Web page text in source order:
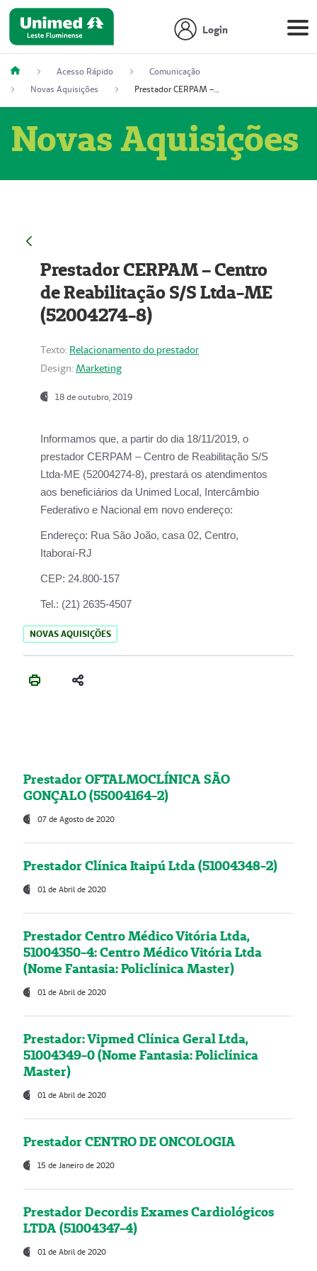
Login
Acesso Rápido
Comunicação
Novas Aquisições
Prestador CERPAM – Centro de Reabilitação S/S Ltda-ME (52004274-8)
Novas Aquisições
Prestador CERPAM – Centro
de Reabilitação S/S Ltda-ME
(52004274-8)
Texto: Relacionamento do prestador
Design: Marketing
18 de outubro, 2019
Informamos que, a partir do dia 18/11/2019, o
prestador CERPAM – Centro de Reabilitação S/S
Ltda-ME (52004274-8), prestará os atendimentos
aos beneficiários da Unimed Local, Intercâmbio
Federativo e Nacional em novo endereço:
Endereço: Rua São João, casa 02, Centro,
Itaboraí-RJ
CEP: 24.800-157
Tel.: (21) 2635-4507
NOVAS AQUISIÇÕES
Prestador OFTALMOCLÍNICA SÃO
GONÇALO (55004164-2)
07 de Agosto de 2020
Prestador Clínica Itaipú Ltda (51004348-2)
01 de Abril de 2020
Prestador Centro Médico Vitória Ltda,
51004350-4: Centro Médico Vitória Ltda
(Nome Fantasia: Policlínica Master)
01 de Abril de 2020
Prestador: Vipmed Clínica Geral Ltda,
51004349-0 (Nome Fantasia: Policlínica
Master)
01 de Abril de 2020
Prestador CENTRO DE ONCOLOGIA
15 de Janeiro de 2020
Prestador Decordis Exames Cardiológicos
LTDA (51004347-4)
01 de Abril de 2020